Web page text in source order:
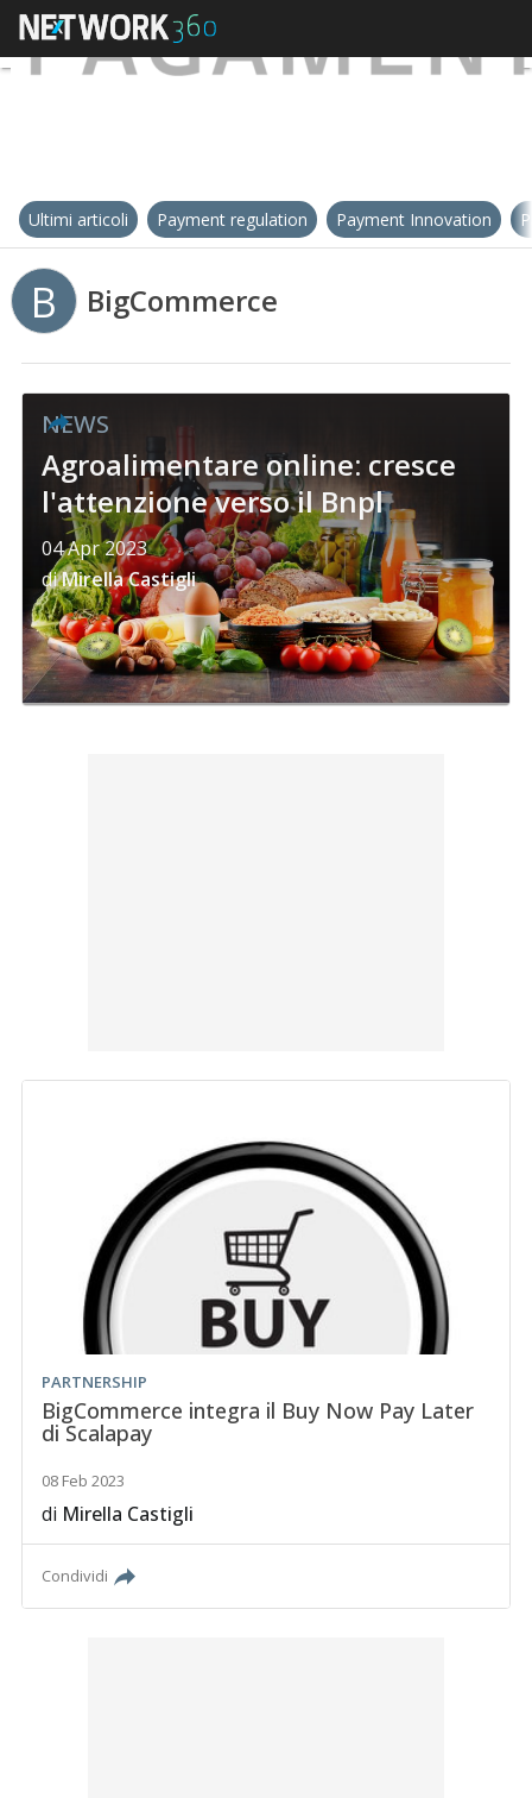
Ultimi articoli Payment regulation Payment Innovation
B BigCommerce
NEWS
Agroalimentare online: cresce
l'attenzione verso il Bnpl
04 Apr 2023
diMirella Castigli
PARTNERSHIP
BigCommerce integra il Buy Now Pay Later
di Scalapay
08 Feb 2023
di Mirella Castigli
Condividi